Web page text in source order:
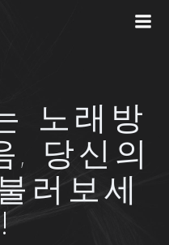
노래방
, 당신의
러보세